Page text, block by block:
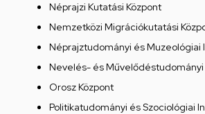
Néprajzi Kutatási Központ
Nemzetközi Migrációkutatási
Néprajztudományi és Muzeológiai
Nevelés- és
Orosz Központ
Politikatudományi és Szociológiai